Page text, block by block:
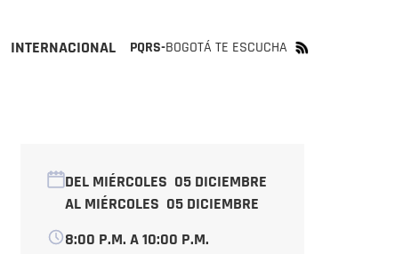
INTERNACIONAL PQRS-BOGOTÁ TE ESCUCHA
DEL MIÉRCOLES 05 DICIEMBRE
AL MIÉRCOLES 05 DICIEMBRE
8:00 P.M. A 10:00 P.M.